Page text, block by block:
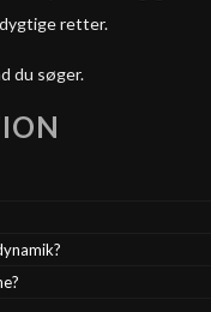
retter.
du søger.